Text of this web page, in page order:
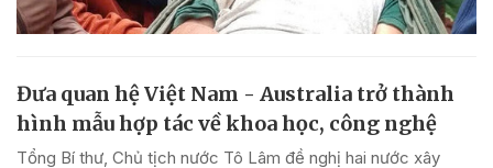
Đưa quan hệ Việt Nam - Australia trở thành
hình mẫu hợp tác về khoa học, công nghệ
Tổng Bí thư, Chủ tịch nước Tô Lâm đề nghị hai nước xây